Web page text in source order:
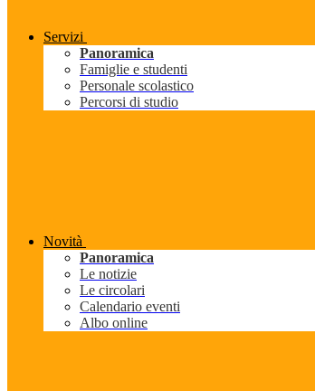
Servizi
Panoramica
Famiglie e studenti
Personale scolastico
Percorsi di studio
Novità
Panoramica
Le notizie
Le circolari
Calendario eventi
Albo online